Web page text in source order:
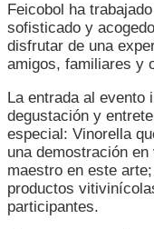
Feicobol ha
sofisticado y
disfrutar de una
amigos, familiares y
La entrada al
degustación y
especial: Vinorella
una demostración
maestro en este
productos
participantes.